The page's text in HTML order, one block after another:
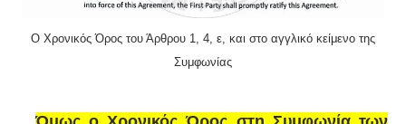
Ο Χρονικός Όρος του Άρθρου 1, 4, ε, και στο αγγλικό κείμενο της
Συμφωνίας